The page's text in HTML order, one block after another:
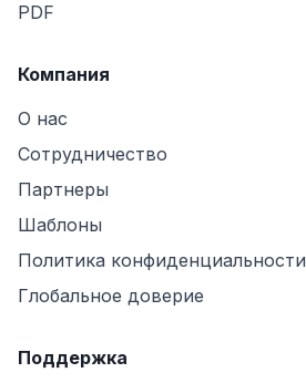
PDF
Компания
О нас
Сотрудничество
Партнеры
Шаблоны
Политика конфиденциальности
Глобальное доверие
Поддержка